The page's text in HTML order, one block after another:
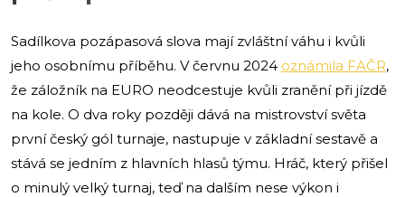
Sadílkova pozápasová slova mají zvláštní váhu i kvůli
jeho osobnímu příběhu. V červnu 2024 oznámila FAČR,
že záložník na EURO neodcestuje kvůli zranění při jízdě
na kole. O dva roky později dává na mistrovství světa
první český gól turnaje, nastupuje v základní sestavě a
stává se jedním z hlavních hlasů týmu. Hráč, který přišel
o minulý velký turnaj, teď na dalším nese výkon i